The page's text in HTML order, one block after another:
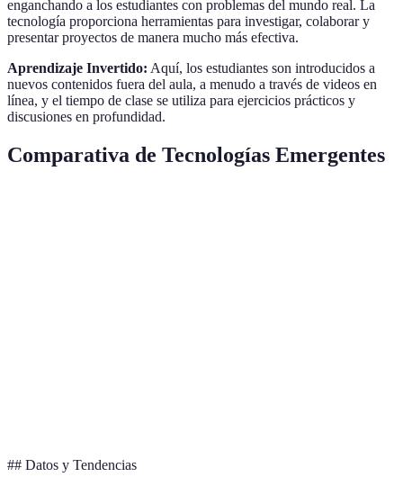
enganchando a los estudiantes con problemas del mundo real. La
tecnología proporciona herramientas para investigar, colaborar y
presentar proyectos de manera mucho más efectiva.
Aprendizaje Invertido: Aquí, los estudiantes son introducidos a
nuevos contenidos fuera del aula, a menudo a través de videos en
línea, y el tiempo de clase se utiliza para ejercicios prácticos y
discusiones en profundidad.
Comparativa de Tecnologías Emergentes
## Datos y Tendencias